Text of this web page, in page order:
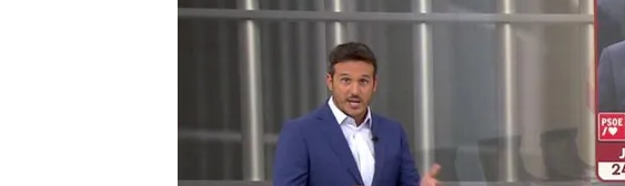
El exministro de Transportes José
lunes a 24 años de prisión por el
Con Ábalos, son cinco los
historia reciente de España